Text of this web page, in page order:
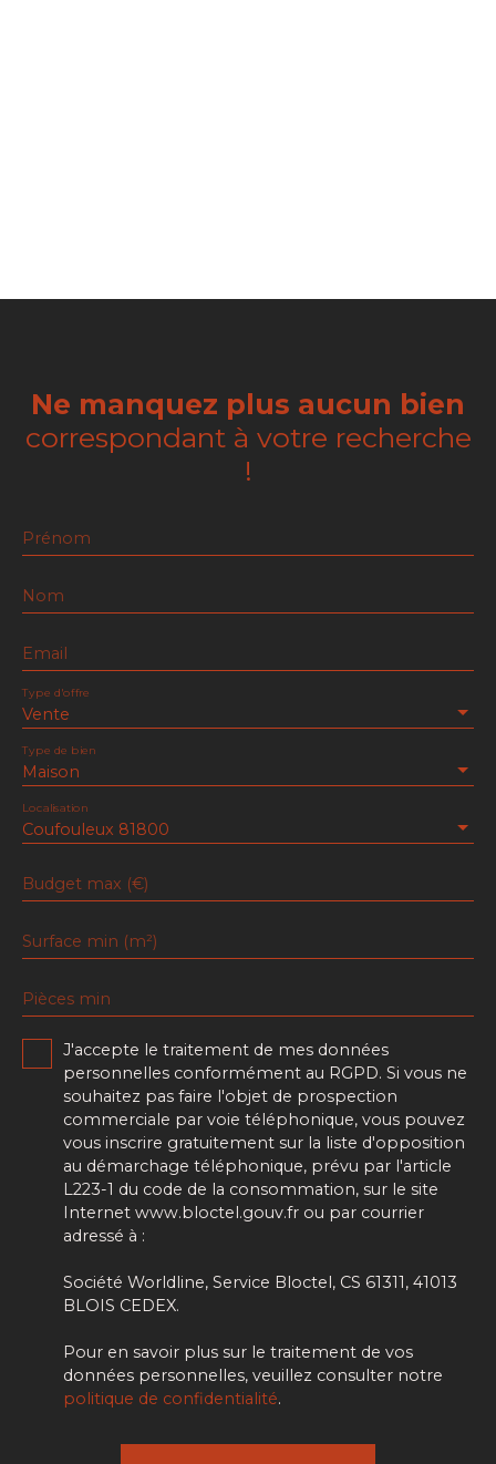
Ne manquez plus aucun bien
correspondant à votre recherche
!
Prénom
Nom
Email
Vente
Type d'offre
Maison
Type de bien
Coufouleux 81800
Localisation
Budget max (€)
Surface min (m²)
Pièces min
J'accepte le traitement de mes données
personnelles conformément au RGPD. Si vous ne
souhaitez pas faire l'objet de prospection
commerciale par voie téléphonique, vous pouvez
vous inscrire gratuitement sur la liste d'opposition
au démarchage téléphonique, prévu par l'article
L223-1 du code de la consommation, sur le site
Internet www.bloctel.gouv.fr ou par courrier
adressé à :
Société Worldline, Service Bloctel, CS 61311, 41013
BLOIS CEDEX.
Pour en savoir plus sur le traitement de vos
données personnelles, veuillez consulter notre
politique de confidentialité.